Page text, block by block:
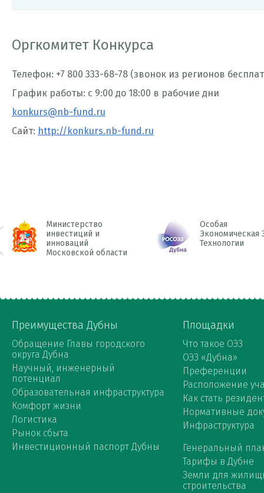
Оргкомитет Конкурса
Телефон: +7 800 333-68-78 (звонок из регионов
График работы: с 9:00 до 18:00 в рабочие дни
konkurs@nb-fund.ru
Сайт: http://konkurs.nb-fund.ru
Министерство
инвестиций и
инноваций
Московской области
Особая
Экономическая
Технологии
Преимущества Дубны
Обращение Главы городского
округа Дубна
Научный, инженерный
потенциал
Образовательная инфраструктура
Комфорт жизни
Логистика
Рынок сбыта
Инвестиционный паспорт Дубны
Площадки
Что такое ОЭЗ
ОЭЗ «Дубна»
Преференции
Расположение
Как стать
Нормативные
Инфраструктура
Генеральный
Тарифы в Дубне
Земли для
строительства